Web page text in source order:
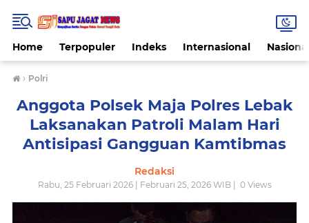
Home Terpopuler Indeks Internasional
› Polri
Anggota Polsek Maja Polres Lebak
Laksanakan Patroli Malam Hari
Antisipasi Gangguan Kamtibmas
Redaksi
Rabu, 25 Februari 2026 | Februari 25, 2026 WIB | 0Views